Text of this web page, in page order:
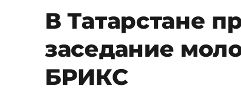
В Татарстане
заседание
БРИКС